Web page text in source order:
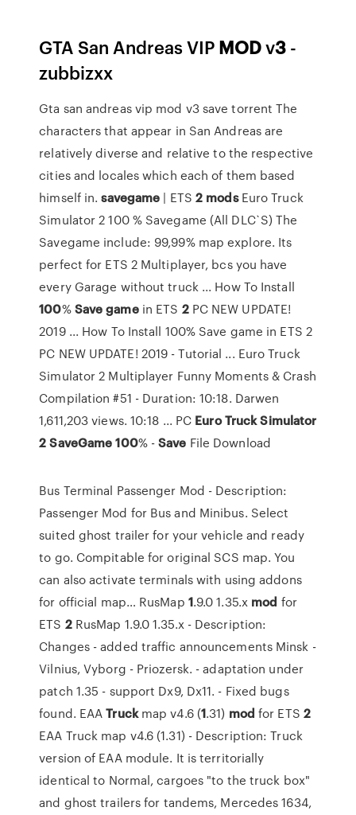
GTA San Andreas VIP MODv3 -
zubbizxx
Gta san andreas vip mod v3 save torrent The
characters that appear in San Andreas are
relatively diverse and relative to the respective
cities and locales which each of them based
himself in.savegame | ETS 2 modsEuro Truck
Simulator 2 100 % Savegame (All DLC`S) The
Savegame include: 99,99% map explore. Its
perfect for ETS 2 Multiplayer, bcs you have
every Garage without truck ... How To Install
100%Save gamein ETS 2PC NEW UPDATE!
2019 ... How To Install 100% Save game in ETS 2
PC NEW UPDATE! 2019 - Tutorial ... Euro Truck
Simulator 2 Multiplayer Funny Moments & Crash
Compilation #51 - Duration: 10:18. Darwen
1,611,203 views. 10:18 ... PC Euro TruckSimulator
2 SaveGame 100% -Save File Download
Bus Terminal Passenger Mod - Description:
Passenger Mod for Bus and Minibus. Select
suited ghost trailer for your vehicle and ready
to go. Compitable for original SCS map. You
can also activate terminals with using addons
for official map… RusMap 1.9.0 1.35.x mod for
ETS 2RusMap 1.9.0 1.35.x - Description:
Changes - added traffic announcements Minsk -
Vilnius, Vyborg - Priozersk. - adaptation under
patch 1.35 - support Dx9, Dx11. - Fixed bugs
found. EAATruckmap v4.6 (1.31) mod for ETS 2
EAA Truck map v4.6 (1.31) - Description: Truck
version of EAA module. It is territorially
identical to Normal, cargoes "to the truck box"
and ghost trailers for tandems, Mercedes 1634,